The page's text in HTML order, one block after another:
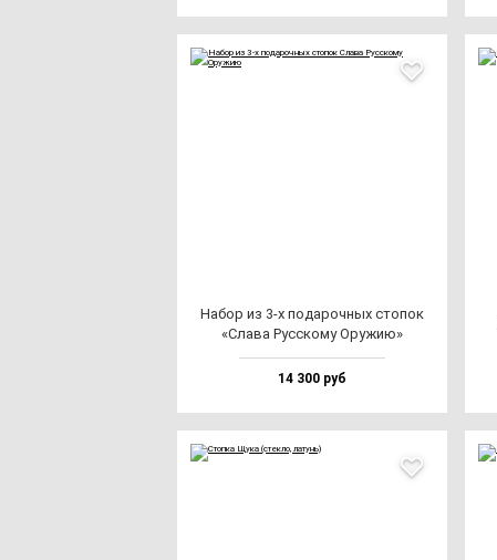
Набор из 3-х по­да­роч­ных сто­пок
«Сла­ва Рус­ско­му Ору­жию»
14 300 руб